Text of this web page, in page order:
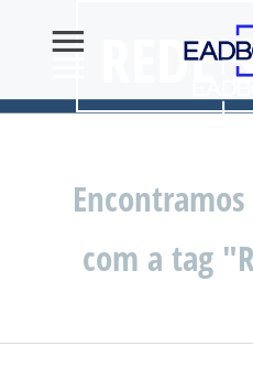
REDE
com a tag